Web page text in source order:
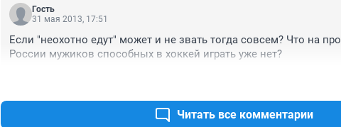
Гость
31 мая 2013, 17:51
Если "неохотно едут" может и не звать тогда совсем? Что на
России мужиков способных в хоккей играть уже нет?
Читать все комментарии